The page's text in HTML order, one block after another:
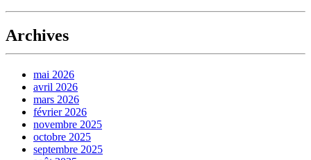
Archives
mai 2026
avril 2026
mars 2026
février 2026
novembre 2025
octobre 2025
septembre 2025